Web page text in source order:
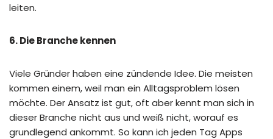
leiten.
6. Die Branche kennen
Viele Gründer haben eine zündende Idee. Die meisten
kommen einem, weil man ein Alltagsproblem lösen
möchte. Der Ansatz ist gut, oft aber kennt man sich in
dieser Branche nicht aus und weiß nicht, worauf es
grundlegend ankommt. So kann ich jeden Tag Apps